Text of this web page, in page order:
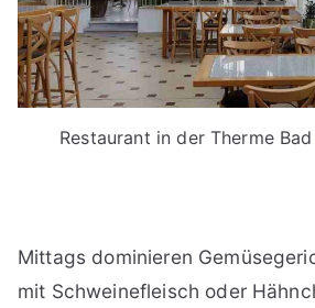
Restaurant in der Therme
Mittags dominieren
mit Schweinefleisch oder